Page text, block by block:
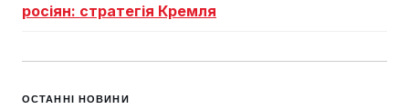
росіян: стратегія Кремля
ОСТАННІ НОВИНИ